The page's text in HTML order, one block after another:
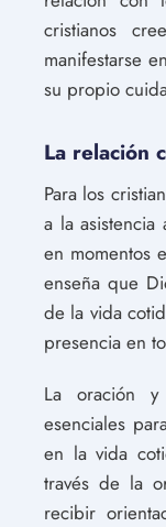
cristianos
manifestarse
su propio
La relación
Para los
a la
en momentos
enseña que
de la vida
presencia en
La oración y
esenciales
en la vida
través de la
recibir